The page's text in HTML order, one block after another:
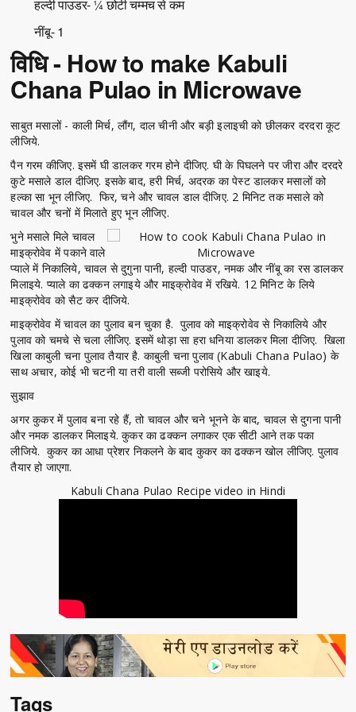
हल्दी पाउडर- ¼ छोटी चम्मच से कम
नींबू- 1
विधि - How to make Kabuli
Chana Pulao in Microwave
साबुत मसालों - काली मिर्च, लौंग, दाल चीनी और बड़ी इलाइची को छीलकर दरदरा कूट
लीजिये.
पैन गरम कीजिए. इसमें घी डालकर गरम होने दीजिए. घी के पिघलने पर जीरा और दरदरे
कुटे मसाले डाल दीजिए. इसके बाद, हरी मिर्च, अदरक का पेस्ट डालकर मसालों को
हल्का सा भून लीजिए. फिर, चने और चावल डाल दीजिए. 2 मिनिट तक मसाले को
चावल और चनों में मिलाते हुए भून लीजिए.
भुने मसाले मिले चावल
माइक्रोवेव में पकाने वाले
प्याले में निकालिये, चावल से दुगुना पानी, हल्दी पाउडर, नमक और नींबू का रस डालकर
मिलाइये. प्याले का ढक्कन लगाइये और माइक्रोवेव में रखिये. 12 मिनिट के लिये
माइक्रोवेव को सैट कर दीजिये.
माइक्रोवेव में चावल का पुलाव बन चुका है. पुलाव को माइक्रोवेव से निकालिये और
पुलाव को चमचे से चला लीजिए. इसमें थोड़ा सा हरा धनिया डालकर मिला दीजिए. खिला
खिला काबुली चना पुलाव तैयार है. काबुली चना पुलाव (Kabuli Chana Pulao) के
साथ अचार, कोई भी चटनी या तरी वाली सब्जी परोसिये और खाइये.
सुझाव
अगर कुकर में पुलाव बना रहे हैं, तो चावल और चने भूनने के बाद, चावल से दुगना पानी
और नमक डालकर मिलाइये. कुकर का ढक्कन लगाकर एक सीटी आने तक पका
लीजिये. कुकर का आधा प्रेशर निकलने के बाद कुकर का ढक्कन खोल लीजिए. पुलाव
तैयार हो जाएगा.
Kabuli Chana Pulao Recipe video in Hindi
Tags